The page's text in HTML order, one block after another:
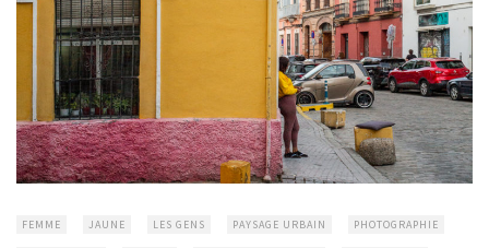
FEMME JAUNE LES GENS PAYSAGE URBAIN PHOTOGRAPHIE